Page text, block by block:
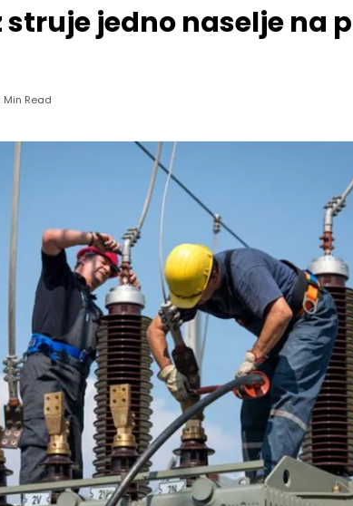
struje jedno naselje na
Min Read